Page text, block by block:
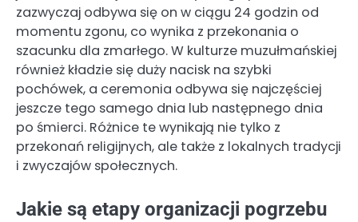
zazwyczaj odbywa się on w ciągu 24 godzin od
momentu zgonu, co wynika z przekonania o
szacunku dla zmarłego. W kulturze muzułmańskiej
również kładzie się duży nacisk na szybki
pochówek, a ceremonia odbywa się najczęściej
jeszcze tego samego dnia lub następnego dnia
po śmierci. Różnice te wynikają nie tylko z
przekonań religijnych, ale także z lokalnych tradycji
i zwyczajów społecznych.
Jakie są etapy organizacji pogrzebu